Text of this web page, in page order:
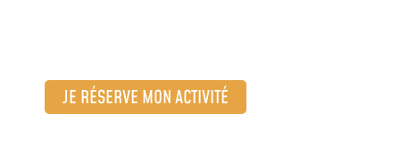
JE RÉSERVE MON ACTIVITÉ